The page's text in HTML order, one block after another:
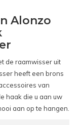
Alonzo
de raamwisser uit
heeft een brons
van
haak die u aan uw
aan op te hangen.